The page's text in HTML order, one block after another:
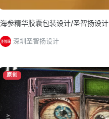
海参精华胶囊包装设计/圣智扬设计
深圳圣智扬设计
原创